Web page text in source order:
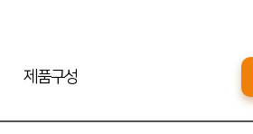
제품구성